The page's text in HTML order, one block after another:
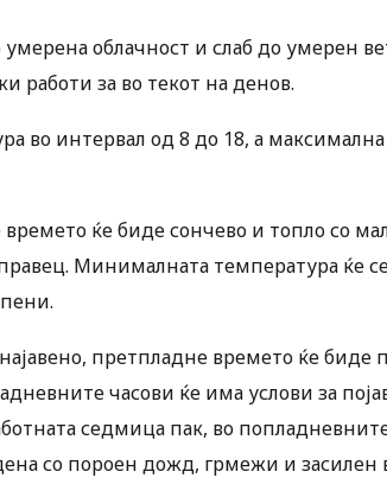
облачност и слаб до умерен
работи за во текот на денов.
во интервал од 8 до 18, а
ќе биде сончево и топло со
Минималната температура ќе
претпладне времето ќе биде
часови ќе има услови за
седмица пак, во
со пороен дожд, грмежи и засилен